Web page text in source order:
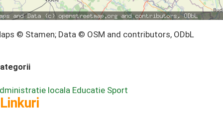
© Stamen; Data © OSM and contributors, ODbL
locala Educatie Sport
Linkuri